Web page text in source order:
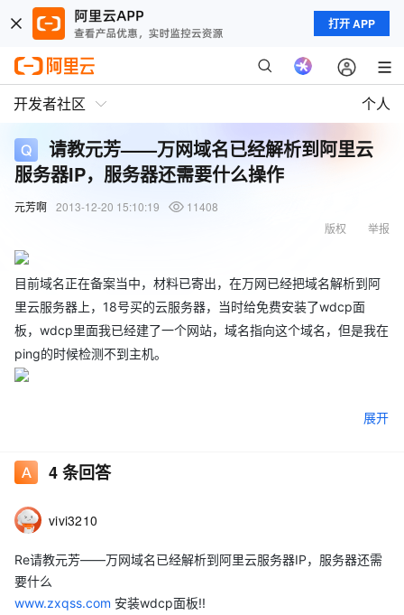
打开 APP
开发者社区 个人
请教元芳——万网域名已经解析到阿里云
服务器IP，服务器还需要什么操作
元芳啊 2013-12-20 15:10:19
11408
举报
版权
目前域名正在备案当中，材料已寄出，在万网已经把域名解析到阿
里云服务器上，18号买的云服务器，当时给免费安装了wdcp面
板，wdcp里面我已经建了一个网站，域名指向这个域名，但是我在
ping的时候检测不到主机。
另外，域名备案是否需要域名解析到网站上？
展开
4条回答
vivi3210
Re请教元芳——万网域名已经解析到阿里云服务器IP，服务器还需
要什么
www.zxqss.com 安装wdcp面板!!